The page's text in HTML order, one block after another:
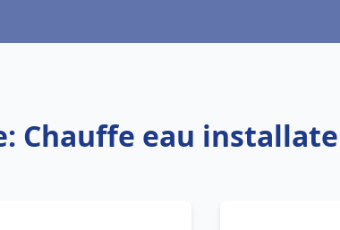
Chauffe eau